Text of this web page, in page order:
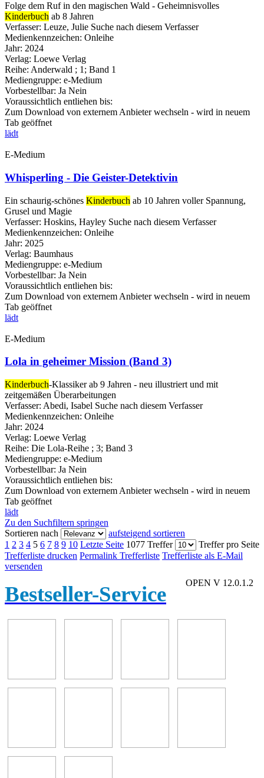
Folge dem Ruf in den magischen Wald - Geheimnisvolles
Kinderbuch ab 8 Jahren
Verfasser: Leuze, Julie Suche nach diesem Verfasser
Medienkennzeichen: Onleihe
Jahr: 2024
Verlag: Loewe Verlag
Reihe: Anderwald ; 1; Band 1
Mediengruppe: e-Medium
Vorbestellbar: Ja Nein
Voraussichtlich entliehen bis:
Zum Download von externem Anbieter wechseln - wird in neuem
Tab geöffnet
lädt
E-Medium
Whisperling - Die Geister-Detektivin
Ein schaurig-schönes Kinderbuch ab 10 Jahren voller Spannung,
Grusel und Magie
Verfasser: Hoskins, Hayley Suche nach diesem Verfasser
Medienkennzeichen: Onleihe
Jahr: 2025
Verlag: Baumhaus
Mediengruppe: e-Medium
Vorbestellbar: Ja Nein
Voraussichtlich entliehen bis:
Zum Download von externem Anbieter wechseln - wird in neuem
Tab geöffnet
lädt
E-Medium
Lola in geheimer Mission (Band 3)
Kinderbuch-Klassiker ab 9 Jahren - neu illustriert und mit
zeitgemäßen Überarbeitungen
Verfasser: Abedi, Isabel Suche nach diesem Verfasser
Medienkennzeichen: Onleihe
Jahr: 2024
Verlag: Loewe Verlag
Reihe: Die Lola-Reihe ; 3; Band 3
Mediengruppe: e-Medium
Vorbestellbar: Ja Nein
Voraussichtlich entliehen bis:
Zum Download von externem Anbieter wechseln - wird in neuem
Tab geöffnet
lädt
Zu den Suchfiltern springen
Sortieren nach
aufsteigend sortieren
1 2 3 4 5 6 7 8 9 10 Letzte Seite 1077 Treffer
Treffer pro Seite
Trefferliste drucken Permalink Trefferliste Trefferliste als E-Mail
versenden
OPEN V 12.0.1.2
Bestseller-Service